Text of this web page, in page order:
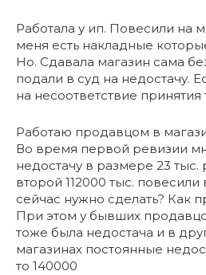
Работала у ип. Повесили на
меня есть накладные
Но. Сдавала магазин сама
подали в суд на недостачу.
на несоответствие принятия
Работаю продавцом в
Во время первой ревизии
недостачу в размере 23 тыс.
второй 112000 тыс.
сейчас нужно сделать? Как
При этом у бывших
тоже была недостача и в
магазинах постоянные
то 140000